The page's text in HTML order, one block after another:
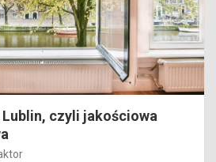
Lublin, czyli jakościowa